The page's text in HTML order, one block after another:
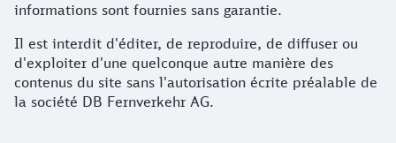
informations sont fournies sans garantie.
Il est interdit d'éditer, de reproduire, de diffuser ou
d'exploiter d'une quelconque autre manière des
contenus du site sans l'autorisation écrite préalable de
la société DB Fernverkehr AG.